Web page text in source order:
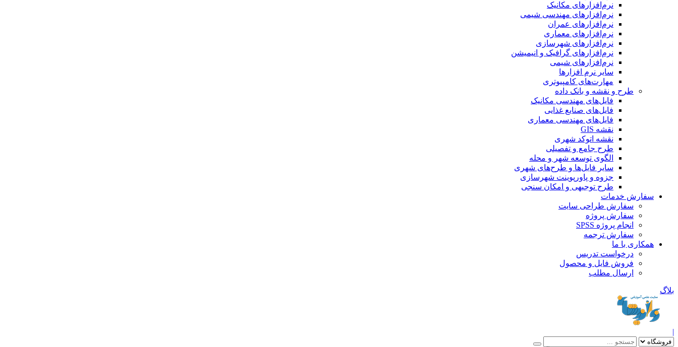
نرم‌افزارهای مکانیک
نرم‌افزارهای مهندسی شیمی
نرم‌افزارهای عمران
نرم‌افزارهای معماری
نرم‌افزارهای شهرسازی
نرم‌افزارهای گرافیک و انیمیشن
نرم‌افزارهای شیمی
سایر نرم افزارها
مهارت‌های کامپیوتری
طرح و نقشه و بانک داده
فایل‌های مهندسی مکانیک
فایل‌های صنایع غذایی
فایل‌های مهندسی معماری
نقشه GIS
نقشه اتوکد شهری
طرح جامع و تفصیلی
الگوی توسعه شهر و محله
سایر فایل‌ها و طرح‌های شهری
جزوه و پاورپوینت شهرسازی
طرح توجیهی و امکان سنجی
سفارش خدمات
سفارش طراحی سایت
سفارش پروژه
انجام پروژه SPSS
سفارش ترجمه
همکاری با ما
درخواست تدریس
فروش فایل و محصول
ارسال مطلب
بلاگ
|